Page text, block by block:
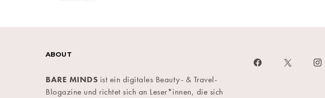
ABOUT
BARE MINDS ist ein digitales Beauty- & Travel-
Blogazine und richtet sich an Leser*innen, die sich